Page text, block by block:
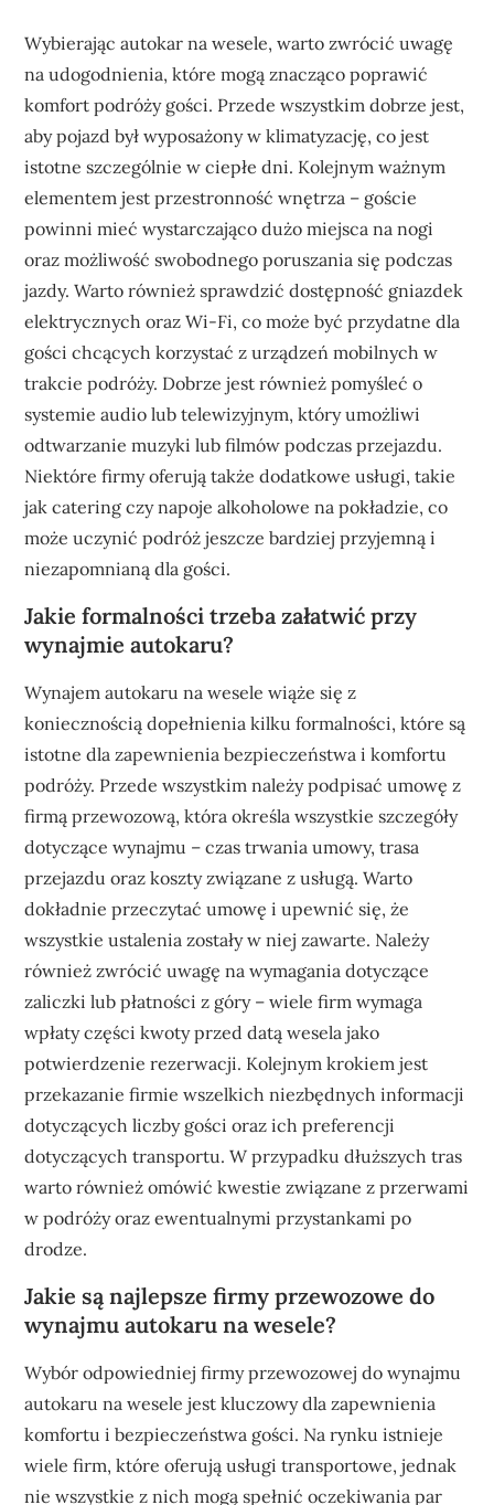
Wybierając autokar na wesele, warto zwrócić uwagę
na udogodnienia, które mogą znacząco poprawić
komfort podróży gości. Przede wszystkim dobrze jest,
aby pojazd był wyposażony w klimatyzację, co jest
istotne szczególnie w ciepłe dni. Kolejnym ważnym
elementem jest przestronność wnętrza – goście
powinni mieć wystarczająco dużo miejsca na nogi
oraz możliwość swobodnego poruszania się podczas
jazdy. Warto również sprawdzić dostępność gniazdek
elektrycznych oraz Wi-Fi, co może być przydatne dla
gości chcących korzystać z urządzeń mobilnych w
trakcie podróży. Dobrze jest również pomyśleć o
systemie audio lub telewizyjnym, który umożliwi
odtwarzanie muzyki lub filmów podczas przejazdu.
Niektóre firmy oferują także dodatkowe usługi, takie
jak catering czy napoje alkoholowe na pokładzie, co
może uczynić podróż jeszcze bardziej przyjemną i
niezapomnianą dla gości.
Jakie formalności trzeba załatwić przy
wynajmie autokaru?
Wynajem autokaru na wesele wiąże się z
koniecznością dopełnienia kilku formalności, które są
istotne dla zapewnienia bezpieczeństwa i komfortu
podróży. Przede wszystkim należy podpisać umowę z
firmą przewozową, która określa wszystkie szczegóły
dotyczące wynajmu – czas trwania umowy, trasa
przejazdu oraz koszty związane z usługą. Warto
dokładnie przeczytać umowę i upewnić się, że
wszystkie ustalenia zostały w niej zawarte. Należy
również zwrócić uwagę na wymagania dotyczące
zaliczki lub płatności z góry – wiele firm wymaga
wpłaty części kwoty przed datą wesela jako
potwierdzenie rezerwacji. Kolejnym krokiem jest
przekazanie firmie wszelkich niezbędnych informacji
dotyczących liczby gości oraz ich preferencji
dotyczących transportu. W przypadku dłuższych tras
warto również omówić kwestie związane z przerwami
w podróży oraz ewentualnymi przystankami po
drodze.
Jakie są najlepsze firmy przewozowe do
wynajmu autokaru na wesele?
Wybór odpowiedniej firmy przewozowej do wynajmu
autokaru na wesele jest kluczowy dla zapewnienia
komfortu i bezpieczeństwa gości. Na rynku istnieje
wiele firm, które oferują usługi transportowe, jednak
nie wszystkie z nich mogą spełnić oczekiwania par